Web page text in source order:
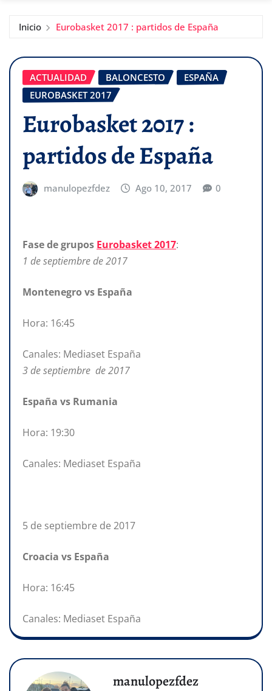
Inicio Eurobasket 2017 : partidos de España
ACTUALIDAD BALONCESTO
ESPAÑA
EUROBASKET 2017
Eurobasket 2017 :
partidos de España
manulopezfdez Ago 10, 2017 0
Fase de grupos Eurobasket 2017:
1 de septiembre de 2017
Montenegro vs España
Hora: 16:45
Canales: Mediaset España
3 de septiembre de 2017
España vs Rumania
Hora: 19:30
Canales: Mediaset España
5 de septiembre de 2017
Croacia vs España
Hora: 16:45
Canales: Mediaset España
manulopezfdez